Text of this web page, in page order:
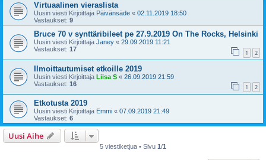
Virtuaalinen vieraslista
Uusin viesti Kirjoittaja Päivänsäde « 02.11.2019 18:50
Vastaukset: 9
Bruce 70 v synttäribileet pe 27.9.2019 On The Rocks, Helsinki
Uusin viesti Kirjoittaja Janey « 29.09.2019 11:21
Vastaukset: 17 1 2
Ilmoittautumiset etkoille 2019
Uusin viesti Kirjoittaja Liisa S « 26.09.2019 21:59
Vastaukset: 16 1 2
Etkotusta 2019
Uusin viesti Kirjoittaja Emmi « 07.09.2019 21:49
Vastaukset: 6
Uusi Aihe
5 viestiketjua • Sivu 1 /1